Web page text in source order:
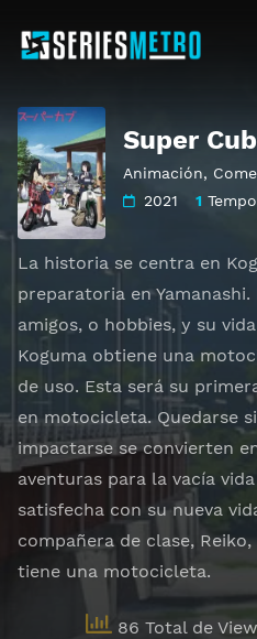
Super Cub
Animación,
2021
1
La historia se centra en
preparatoria en
amigos, o hobbies, y su
Koguma obtiene una
de uso. Esta será su
en motocicleta. Quedarse
impactarse se convierten
aventuras para la vacía
satisfecha con su nueva
compañera de clase,
tiene una motocicleta.
86 Total de